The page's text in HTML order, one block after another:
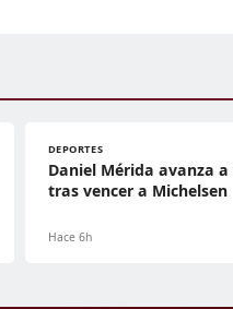
DEPORTES
Daniel Mérida avanza
tras vencer a Michelsen
Hace 6h